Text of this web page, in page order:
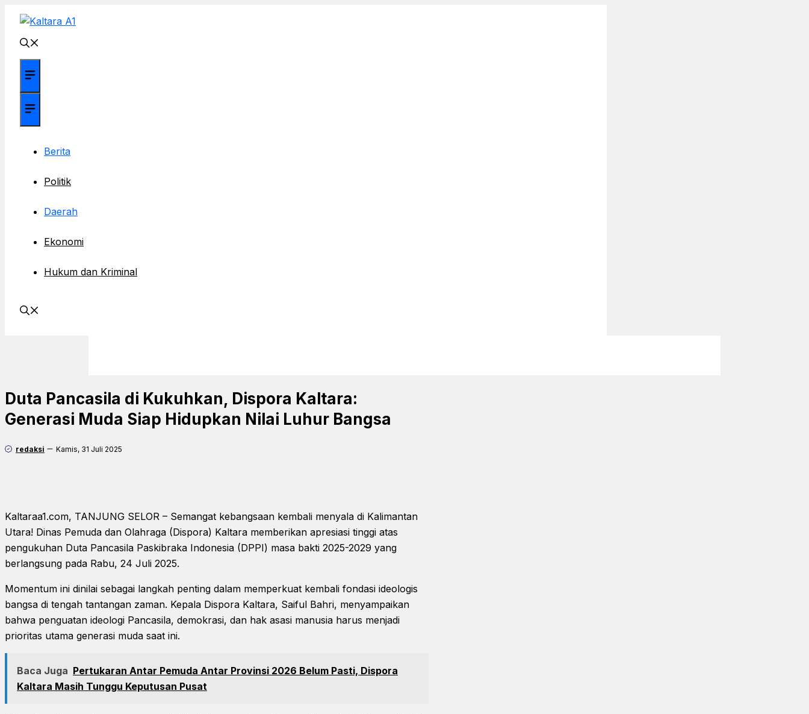
Langsung
Menu
Berita
Politik
Daerah
Ekonomi
Hukum dan Kriminal
Duta Pancasila di Kukuhkan, Dispora Kaltara:
Generasi Muda Siap Hidupkan Nilai Luhur Bangsa
redaksi Kamis, 31 Juli 2025
Kaltaraa1.com, TANJUNG SELOR – Semangat kebangsaan kembali menyala di Kalimantan
Utara! Dinas Pemuda dan Olahraga (Dispora) Kaltara memberikan apresiasi tinggi atas
pengukuhan Duta Pancasila Paskibraka Indonesia (DPPI) masa bakti 2025-2029 yang
berlangsung pada Rabu, 24 Juli 2025.
Momentum ini dinilai sebagai langkah penting dalam memperkuat kembali fondasi ideologis
bangsa di tengah tantangan zaman. Kepala Dispora Kaltara, Saiful Bahri, menyampaikan
bahwa penguatan ideologi Pancasila, demokrasi, dan hak asasi manusia harus menjadi
prioritas utama generasi muda saat ini.
Baca Juga Pertukaran Antar Pemuda Antar Provinsi 2026 Belum Pasti, Dispora
Kaltara Masih Tunggu Keputusan Pusat